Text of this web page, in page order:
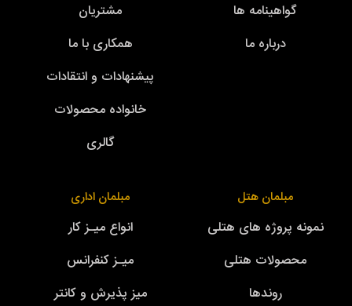
گواهینامه ها
درباره ما
مشتریان
همکاری با ما
پیشنهادات و انتقادات
خانواده محصولات
گالری
مبلمان هتل
نمونه پروژه های هتلی
محصولات هتلی
روندها
مبلمان اداری
انواع میـز کار
میـز کنفرانس
میز پذیرش و کانتر